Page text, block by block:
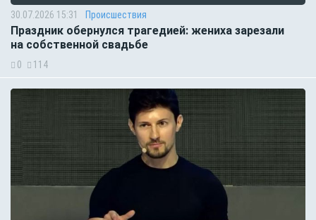
30.07.2026 15:31 Происшествия
Праздник обернулся трагедией: жениха зарезали
на собственной свадьбе
0 114